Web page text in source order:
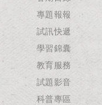
專題報報
試訊快遞
學習錦囊
教育服務
試題影音
科普專區